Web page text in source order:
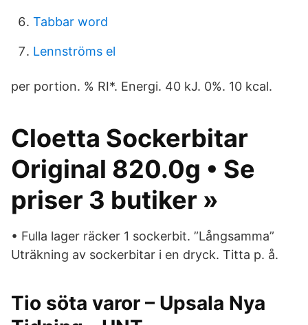
Tabbar word
Lennströms el
per portion. % RI*. Energi. 40 kJ. 0%. 10 kcal.
Cloetta Sockerbitar
Original 820.0g • Se
priser 3 butiker »
• Fulla lager räcker 1 sockerbit. ”Långsamma”
Uträkning av sockerbitar i en dryck. Titta p. å.
Tio söta varor – Upsala Nya